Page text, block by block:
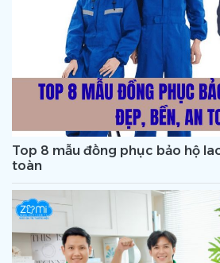
Top 8 mẫu đồng phục bảo hộ
toàn